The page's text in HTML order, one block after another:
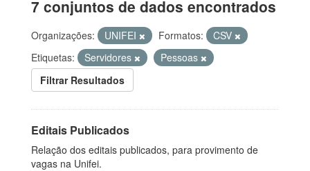
7 conjuntos de dados encontrados
Organizações: UNIFEI Formatos:
CSV
Etiquetas:
Servidores
Pessoas
Filtrar Resultados
Editais Publicados
Relação dos editais publicados, para provimento de
vagas na Unifei.